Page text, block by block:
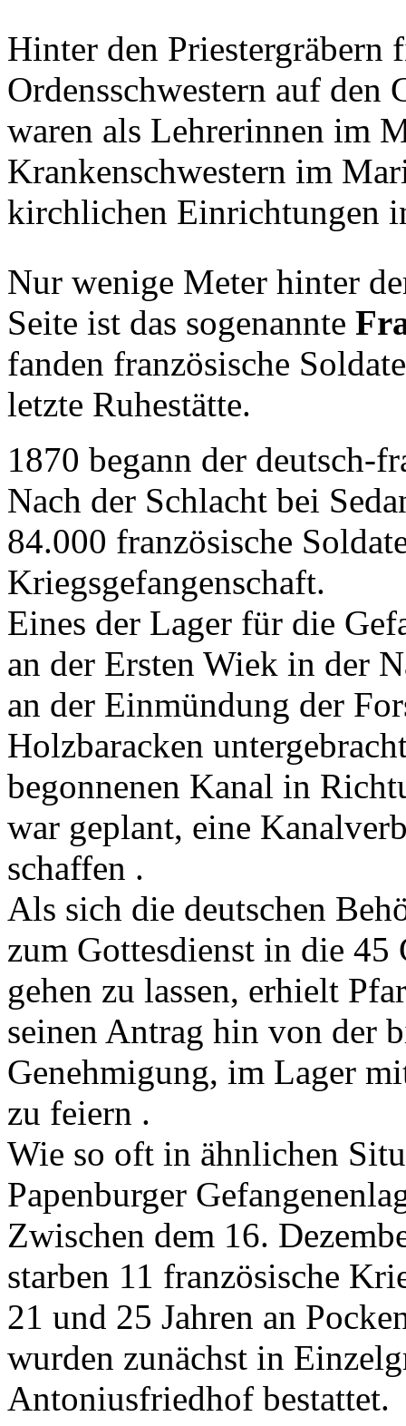
Hinter den Priestergräbern
Ordensschwestern auf den
waren als Lehrerinnen im
Krankenschwestern im
kirchlichen Einrichtungen
Nur wenige Meter hinter
Seite ist das sogenannte
fanden französische
letzte Ruhestätte.
1870 begann der deutsch-
Nach der Schlacht bei
84.000 französische
Kriegsgefangenschaft.
Eines der Lager für die
an der Ersten Wiek in der
an der Einmündung der
Holzbaracken
begonnenen Kanal in
war geplant, eine
schaffen .
Als sich die deutschen
zum Gottesdienst in die
gehen zu lassen, erhielt
seinen Antrag hin von der
Genehmigung, im Lager
zu feiern .
Wie so oft in ähnlichen
Papenburger
Zwischen dem 16.
starben 11 französische
21 und 25 Jahren an
wurden zunächst in
Antoniusfriedhof bestattet.